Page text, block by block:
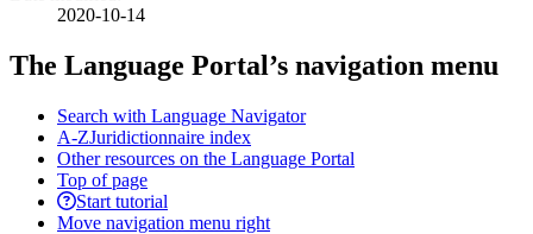
2020-10-14
The Language Portal’s navigation menu
Search with Language Navigator
A-ZJuridictionnaire index
Other resources on the Language Portal
Top of page
Start tutorial
Move navigation menu right